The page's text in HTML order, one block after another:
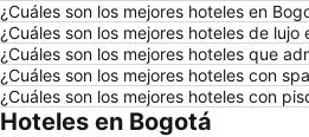
¿Cuáles son los mejores hoteles en
¿Cuáles son los mejores hoteles de lujo
¿Cuáles son los mejores hoteles que
¿Cuáles son los mejores hoteles con
¿Cuáles son los mejores hoteles con
Hoteles en Bogotá